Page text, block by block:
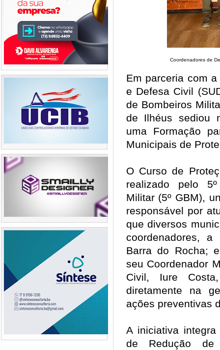
Coordenadores de
Em parceria com
e Defesa Civil
de Bombeiros
de Ilhéus sediou
uma Formação
Municipais de
O Curso de
realizado pelo
Militar (5º GBM),
responsável por
que diversos
coordenadores,
Barra do Rocha;
seu Coordenador
Civil, Iure
diretamente na
ações preventivas
A iniciativa
de Redução de